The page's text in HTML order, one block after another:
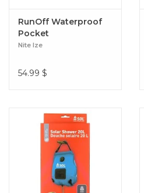
RunOff Waterproof
Pocket
Nite Ize
54.99 $